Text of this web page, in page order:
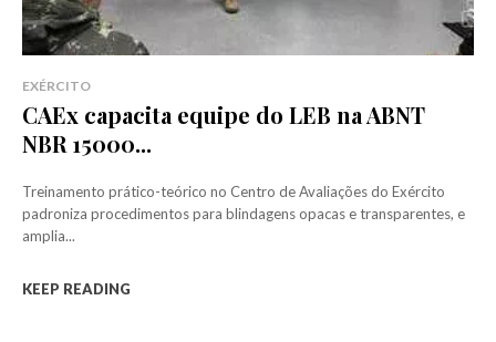
EXÉRCITO
CAEx capacita equipe do LEB na ABNT
NBR 15000...
Treinamento prático-teórico no Centro de Avaliações do Exército
padroniza procedimentos para blindagens opacas e transparentes, e
amplia...
KEEP READING